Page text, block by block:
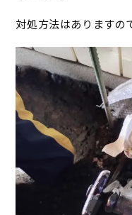
対処方法はありますの